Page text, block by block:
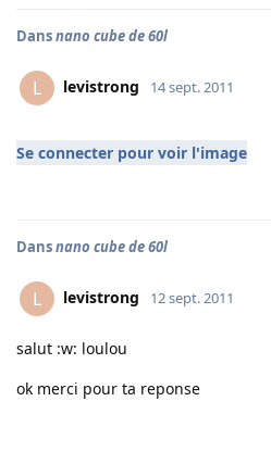
Dansnano cube de 60l
L levistrong 14 sept. 2011
Se connecter pour voir l'image
Dansnano cube de 60l
L levistrong 12 sept. 2011
salut :w: loulou
ok merci pour ta reponse